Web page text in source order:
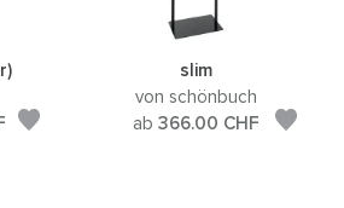
slim
von schönbuch
ab 366.00 CHF